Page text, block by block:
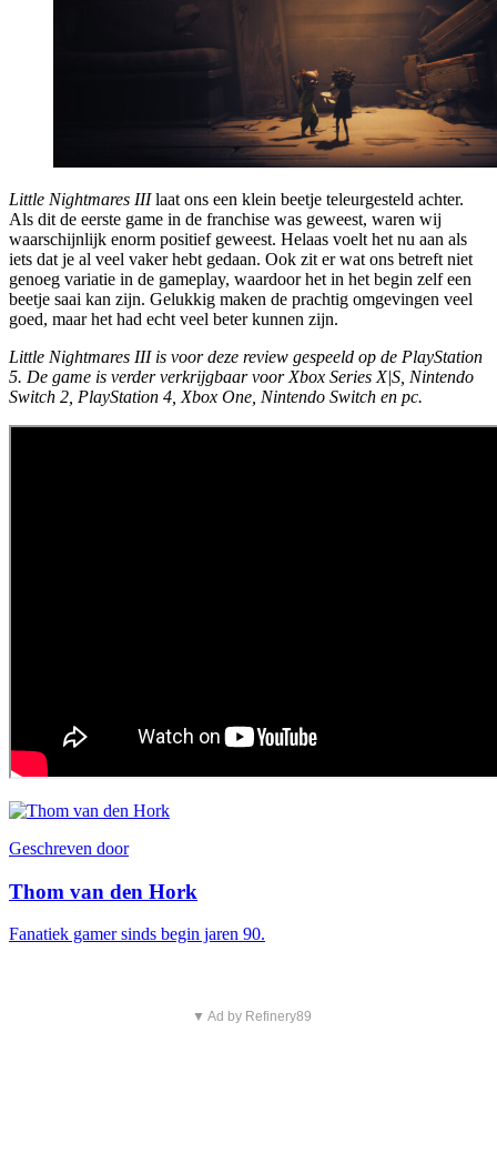
Little Nightmares IIIlaat ons een klein beetje teleurgesteld achter.
Als dit de eerste game in de franchise was geweest, waren wij
waarschijnlijk enorm positief geweest. Helaas voelt het nu aan als
iets dat je al veel vaker hebt gedaan. Ook zit er wat ons betreft niet
genoeg variatie in de gameplay, waardoor het in het begin zelf een
beetje saai kan zijn. Gelukkig maken de prachtig omgevingen veel
goed, maar het had echt veel beter kunnen zijn.
Little Nightmares III is voor deze review gespeeld op de PlayStation
5. De game is verder verkrijgbaar voor Xbox Series X|S, Nintendo
Switch 2, PlayStation 4, Xbox One, Nintendo Switch en pc.
Geschreven door
Thom van den Hork
Fanatiek gamer sinds begin jaren 90.
▼ Ad by Refinery89